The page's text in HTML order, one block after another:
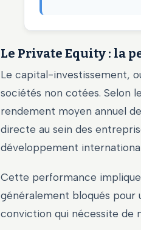
Le Private Equity : la
Le capital-investissement,
sociétés non cotées. Selon
rendement moyen annuel
directe au sein des
développement
Cette performance
généralement bloqués pour
conviction qui nécessite de